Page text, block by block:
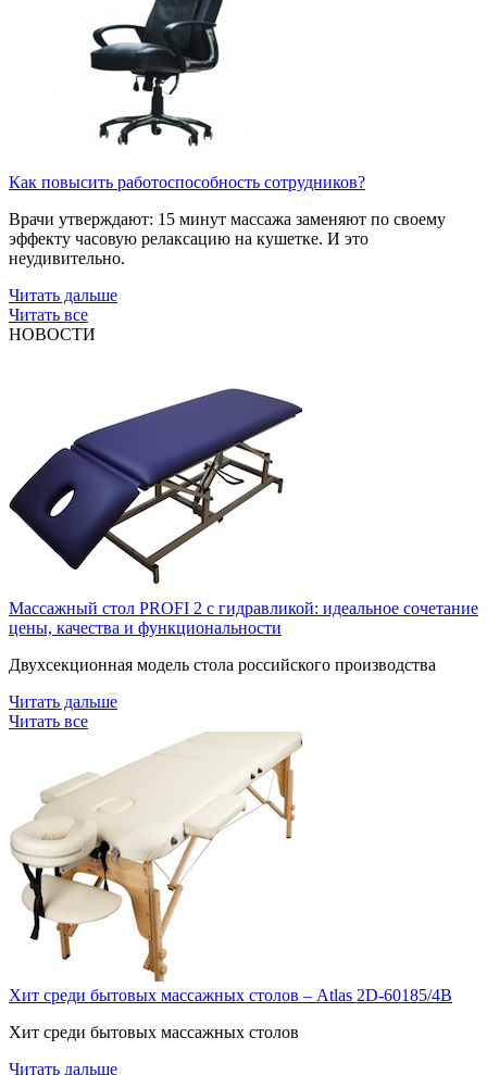
Как повысить работоспособность сотрудников?
Врачи утверждают: 15 минут массажа заменяют по своему
эффекту часовую релаксацию на кушетке. И это
неудивительно.
Читать дальше
Читать все
НОВОСТИ
Массажный стол PROFI 2 с гидравликой: идеальное сочетание
цены, качества и функциональности
Двухсекционная модель стола российского производства
Читать дальше
Читать все
Хит среди бытовых массажных столов – Atlas 2D-60185/4В
Хит среди бытовых массажных столов
Читать дальше